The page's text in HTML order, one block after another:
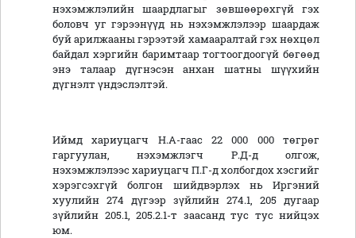
нэхэмжлэлийн шаардлагыг зөвшөөрөхгүй гэх
боловч уг гэрээнүүд нь нэхэмжлэлээр шаардаж
буй арилжааны гэрээтэй хамааралтай гэх нөхцөл
байдал хэргийн баримтаар тогтоогдоогүй бөгөөд
энэ талаар дүгнэсэн анхан шатны шүүхийн
дүгнэлт үндэслэлтэй.
Иймд хариуцагч Н.А-гаас 22 000 000 төгрөг
гаргуулан, нэхэмжлэгч Р.Д-д олгож,
нэхэмжлэлээс хариуцагч П.Г-д холбогдох хэсгийг
хэрэгсэхгүй болгон шийдвэрлэх нь Иргэний
хуулийн 274 дүгээр зүйлийн 274.1, 205 дугаар
зүйлийн 205.1, 205.2.1-т заасанд тус тус нийцэх
юм.